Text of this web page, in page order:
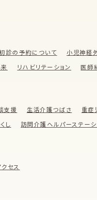
診の予約について 小児神経
リハビリテーション 医師
支援 生活介護つばさ 重症
し
訪問介護ヘルパーステーシ
クセス